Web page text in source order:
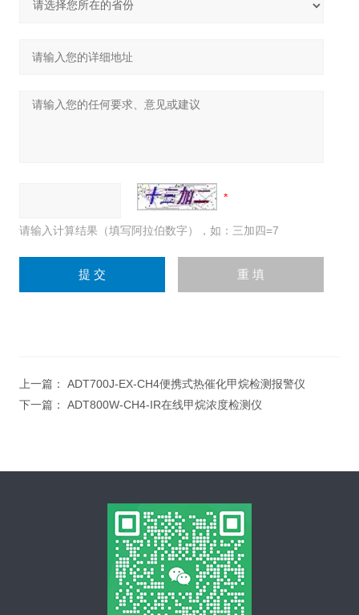
请输入计算结果（填写阿拉伯数字），如：三加四=7
上一篇： ADT700J-EX-CH4便携式热催化甲烷检测报警仪
下一篇： ADT800W-CH4-IR在线甲烷浓度检测仪